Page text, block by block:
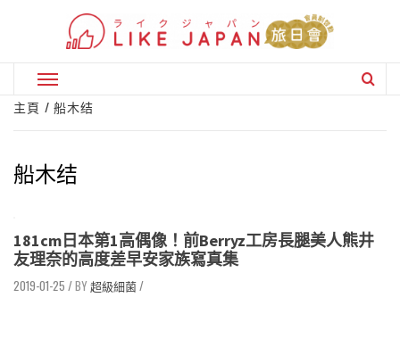
Primary
Menu
主頁 船木结
船木结
181cm日本第1高偶像！前Berryz工房長腿美人熊井
友理奈的高度差早安家族寫真集
2019-01-25 / 超級細菌/